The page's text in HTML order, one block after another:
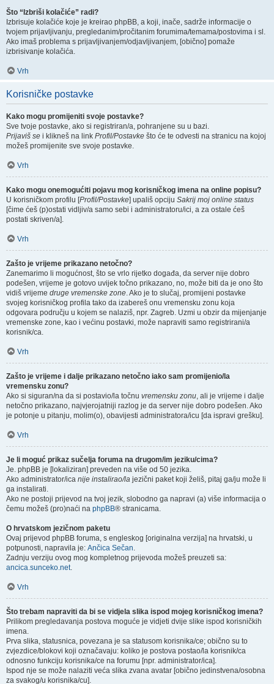
Što “Izbriši kolačiće” radi?
Izbrisuje kolačiće koje je kreirao phpBB, a koji, inače, sadrže informacije o
tvojem prijavljivanju, pregledanim/pročitanim forumima/temama/postovima i sl.
Ako imaš problema s prijavljivanjem/odjavljivanjem, [obično] pomaže
izbrisivanje kolačića.
Vrh
Korisničke postavke
Kako mogu promijeniti svoje postavke?
Sve tvoje postavke, ako si registriran/a, pohranjene su u bazi.
Prijaviš se i klikneš na link Profil/Postavke što će te odvesti na stranicu na kojoj
možeš promijenite sve svoje postavke.
Vrh
Kako mogu onemogućiti pojavu mog korisničkog imena na online popisu?
U korisničkom profilu [Profil/Postavke] upališ opciju Sakrij moj online status
[čime ćeš (p)ostati vidljiv/a samo sebi i administratoru/ici, a za ostale ćeš
postati skriven/a].
Vrh
Zašto je vrijeme prikazano netočno?
Zanemarimo li mogućnost, što se vrlo rijetko događa, da server nije dobro
podešen, vrijeme je gotovo uvijek točno prikazano, no, može biti da je ono što
vidiš vrijeme druge vremenske zone. Ako je to slučaj, promijeni postavke
svojeg korisničkog profila tako da izabereš onu vremensku zonu koja
odgovara području u kojem se nalaziš, npr. Zagreb. Uzmi u obzir da mijenjanje
vremenske zone, kao i većinu postavki, može napraviti samo registrirani/a
korisnik/ca.
Vrh
Zašto je vrijeme i dalje prikazano netočno iako sam promijenio/la
vremensku zonu?
Ako si siguran/na da si postavio/la točnu vremensku zonu, ali je vrijeme i dalje
netočno prikazano, najvjerojatniji razlog je da server nije dobro podešen. Ako
je potonje u pitanju, molim(o), obavijesti administratora/icu [da ispravi grešku].
Vrh
Je li moguć prikaz sučelja foruma na drugom/im jeziku/cima?
Je. phpBB je [lokaliziran] preveden na više od 50 jezika.
Ako administrator/ica nije instalirao/la jezični paket koji želiš, pitaj ga/ju može li
ga instalirati.
Ako ne postoji prijevod na tvoj jezik, slobodno ga napravi (a) više informacija o
čemu možeš (pro)naći na phpBB® stranicama.
O hrvatskom jezičnom paketu
Ovaj prijevod phpBB foruma, s engleskog [originalna verzija] na hrvatski, u
potpunosti, napravila je: Ančica Sečan.
Zadnju verziju ovog mog kompletnog prijevoda možeš preuzeti sa:
ancica.sunceko.net.
Vrh
Što trebam napraviti da bi se vidjela slika ispod mojeg korisničkog imena?
Prilikom pregledavanja postova moguće je vidjeti dvije slike ispod korisničkih
imena.
Prva slika, statusnica, povezana je sa statusom korisnika/ce; obično su to
zvjezdice/blokovi koji označavaju: koliko je postova postao/la korisnik/ca
odnosno funkciju korisnika/ce na forumu [npr. administrator/ica].
Ispod nje se može nalaziti veća slika zvana avatar [obično jedinstvena/osobna
za svakog/u korisnika/cu].